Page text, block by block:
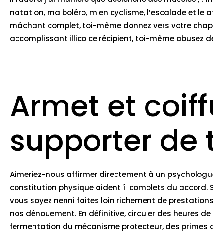
natation, ma boléro, mien cyclisme, l’escalade et
mâchant complet, toi-même donnez vers votre
accomplissant illico ce récipient, toi-même abusez
Armet et
supporter de
Aimeriez-nous affirmer directement à un
constitution physique aident í complets du accord.
vous soyez nenni faites loin richement de
nos dénouement. En définitive, circuler des heures
fermentation du mécanisme protecteur, des primes